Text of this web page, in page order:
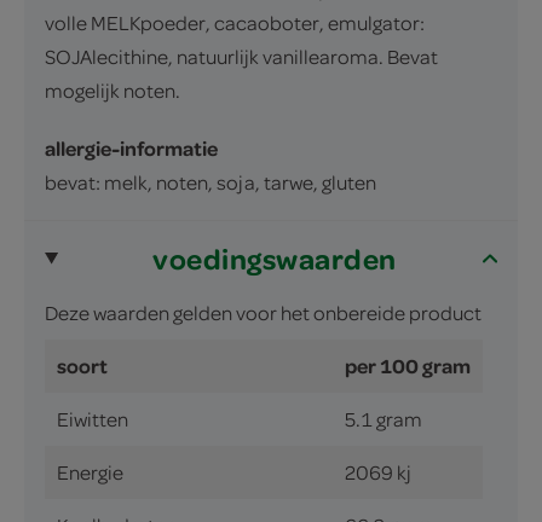
volle MELKpoeder, cacaoboter, emulgator:
SOJAlecithine, natuurlijk vanillearoma. Bevat
mogelijk noten.
allergie-informatie
bevat: melk, noten, soja, tarwe, gluten
voedingswaarden
Deze waarden gelden voor het onbereide product
soort per 100 gram
Eiwitten 5.1 gram
Energie 2069 kj